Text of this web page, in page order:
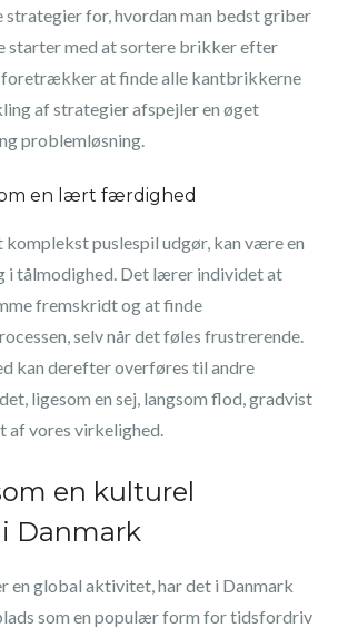
strategier for, hvordan man bedst griber
starter med at sortere brikker efter
foretrækker at finde alle kantbrikkerne
af strategier afspejler en øget
problemløsning.
en lært færdighed
komplekst puslespil udgør, kan være en
i tålmodighed. Det lærer individet at
fremskridt og at finde
selv når det føles frustrerende.
kan derefter overføres til andre
ligesom en sej, langsom flod, gradvist
af vores virkelighed.
en kulturel
Danmark
en global aktivitet, har det i Danmark
som en populær form for tidsfordriv